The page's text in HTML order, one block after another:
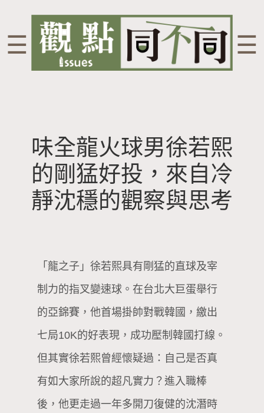
☰ ☰
味全龍火球男徐若熙
的剛猛好投，來自冷
靜沈穩的觀察與思考
「龍之子」徐若熙具有剛猛的直球及宰
制力的指叉變速球。在台北大巨蛋舉行
的亞錦賽，他首場掛帥對戰韓國，繳出
七局10K的好表現，成功壓制韓國打線。
但其實徐若熙曾經懷疑過：自己是否真
有如大家所說的超凡實力？進入職棒
後，他更走過一年多開刀復健的沈潛時